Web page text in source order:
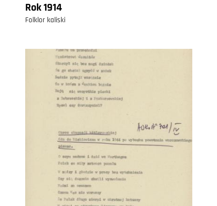
Rok 1914
Folklor kaliski